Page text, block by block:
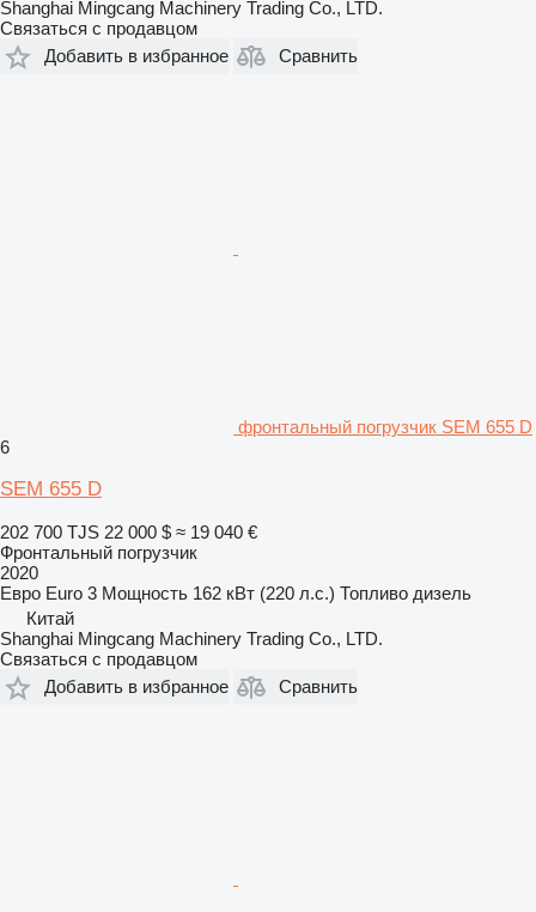
Shanghai Mingcang Machinery Trading Co., LTD.
Связаться с продавцом
Добавить в избранное
Сравнить
фронтальный погрузчик SEM 655 D
6
SEM 655 D
202 700 TJS 22 000 $ ≈ 19 040 €
Фронтальный погрузчик
2020
Евро Euro 3 Мощность 162 кВт (220 л.с.) Топливо дизель
Китай
Shanghai Mingcang Machinery Trading Co., LTD.
Связаться с продавцом
Добавить в избранное
Сравнить